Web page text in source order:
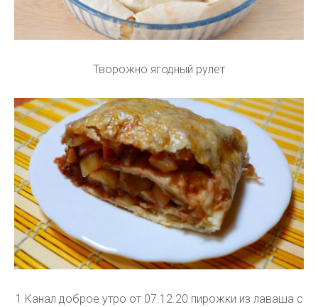
Творожно ягодный рулет
1 Канал доброе утро от 07.12.20 пирожки из лаваша с